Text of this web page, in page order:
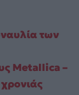
των
Metallica –